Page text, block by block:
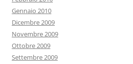
Gennaio 2010
Dicembre 2009
Novembre 2009
Ottobre 2009
Settembre 2009